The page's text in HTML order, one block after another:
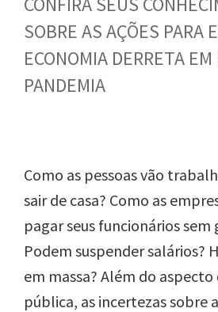
SOBREAS AÇÕES PARA
ECONOMIA DERRETA
PANDEMIA
Como as pessoas vão
sair de casa? Como as
pagar seus funcionários sem
Podem suspender salários?
em massa? Além do aspecto
pública, as incertezas sobre